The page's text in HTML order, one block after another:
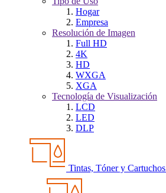
Hogar
Empresa
Resolución de Imagen
Full HD
4K
HD
WXGA
XGA
Tecnología de Visualización
LCD
LED
DLP
Tintas, Tóner y Cartuchos